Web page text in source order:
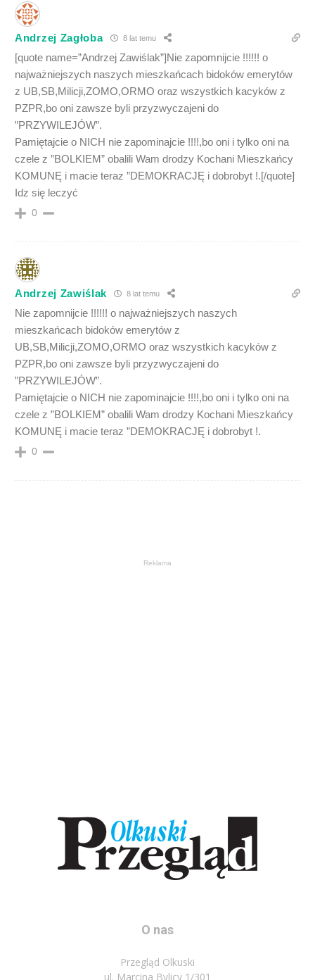
Andrzej Zagłoba 8 lat temu
[quote name=”Andrzej Zawiślak”]Nie zapomnijcie !!!!!! o
najważniejszych naszych mieszkańcach bidoków emerytów
z UB,SB,Milicji,ZOMO,ORMO oraz wszystkich kacyków z
PZPR,bo oni zawsze byli przyzwyczajeni do
”PRZYWILEJÓW”.
Pamiętajcie o NICH nie zapominajcie !!!!,bo oni i tylko oni na
czele z ”BOLKIEM” obalili Wam drodzy Kochani Mieszkańcy
KOMUNĘ i macie teraz ”DEMOKRACJĘ i dobrobyt !.[/quote]
Idz się leczyć
0
Andrzej Zawiślak 8 lat temu
Nie zapomnijcie !!!!!! o najważniejszych naszych
mieszkańcach bidoków emerytów z
UB,SB,Milicji,ZOMO,ORMO oraz wszystkich kacyków z
PZPR,bo oni zawsze byli przyzwyczajeni do
”PRZYWILEJÓW”.
Pamiętajcie o NICH nie zapominajcie !!!!,bo oni i tylko oni na
czele z ”BOLKIEM” obalili Wam drodzy Kochani Mieszkańcy
KOMUNĘ i macie teraz ”DEMOKRACJĘ i dobrobyt !.
0
Reklama
O nas
Przegląd Olkuski
ul. Marcina Bylicy 1/301